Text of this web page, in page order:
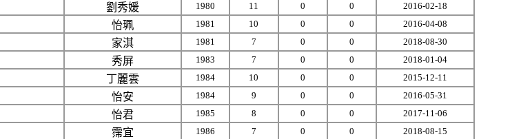
劉秀媛 1980 11 0 0 2016-02-18
怡珮 1981 10 0 0 2016-04-08
家淇 1981 7 0 0 2018-08-30
秀屏 1983 7 0 0 2018-01-04
丁麗雲 1984 10 0 0 2015-12-11
怡安 1984 9 0 0 2016-05-31
怡君 1985 8 0 0 2017-11-06
霈宜 1986 7 0 0 2018-08-15